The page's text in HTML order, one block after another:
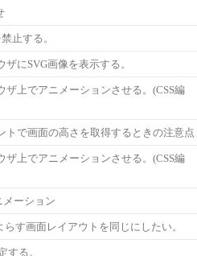
止する。
にSVG画像を表示する。
ザ上でアニメーションさせる。(CSS編
トで画面の高さを取得するときの注意点
ザ上でアニメーションさせる。(CSS編
メーション
す画面レイアウトを同じにしたい。
する。